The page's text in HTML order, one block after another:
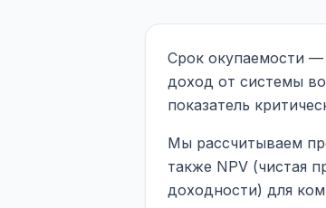
Срок окупаемости
доход от системы
показатель
Мы рассчитываем
также NPV (чистая
доходности) для